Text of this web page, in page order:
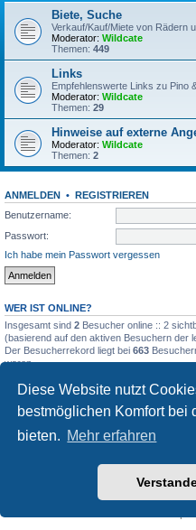
Diese Website nutzt
bestmöglichen Komfort bei
bieten. Mehr erfahren
Biete, Suche
Verkauf/Kauf/Miete von Rädern
Moderator: Wildcate
Themen: 449
Links
Empfehlenswerte Links zu Pino
Moderator: Wildcate
Themen: 29
Hinweise auf externe
Moderator: Wildcate
Themen: 2
ANMELDEN • REGISTRIEREN
Benutzername:
Passwort:
Ich habe mein Passwort vergessen
WER IST ONLINE?
Insgesamt sind 2 Besucher online :: 2
(basierend auf den aktiven Besuchern der
Der Besucherrekord liegt bei 663
waren.
STATISTIK
Beiträge insgesamt17397• Themen
neuestes Mitglied:
Powered byphpBB®